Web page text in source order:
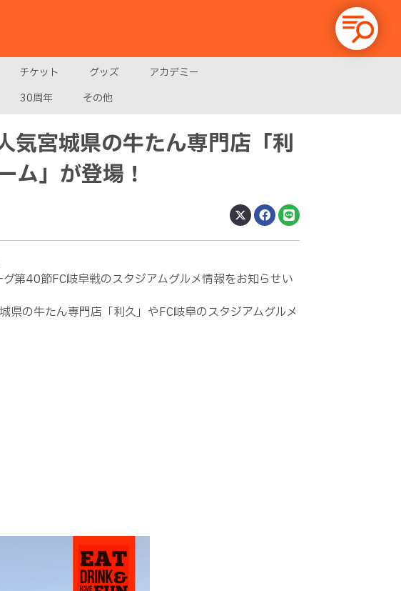
チケット グッズ
アカデミー
30周年 その他
宮城県の牛たん専門店「利
ム」が登場！
第40節FC岐阜戦のスタジアムグルメ情報をお知らせい
の牛たん専門店「利久」やFC岐阜のスタジアムグルメ